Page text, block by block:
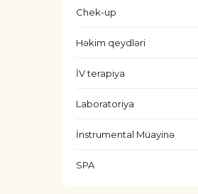
Chek-up
Həkim qeydləri
İV terapiya
Laboratoriya
İnstrumental Müayinə
SPA